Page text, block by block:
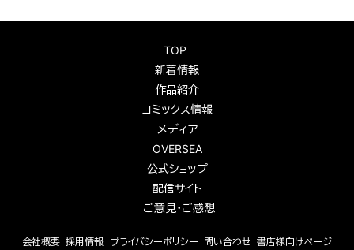
TOP
新着情報
作品紹介
コミックス情報
メディア
OVERSEA
公式ショップ
配信サイト
ご意見・ご感想
会社概要 採用情報 プライバシーポリシー 問い合わせ 書店様向けページ